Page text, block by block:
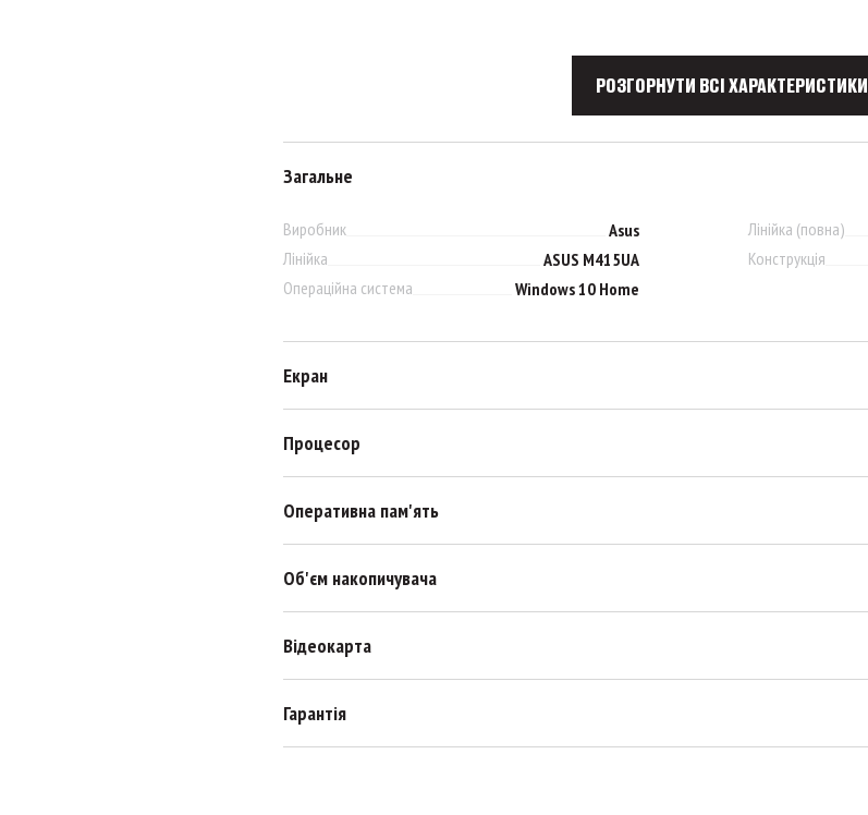
РОЗГОРНУТИ ВСІ ХАРАКТЕРИСТИКИ
Загальне
Виробник Asus Лінійка (повна)
Лінійка
ASUS M415UA Конструкція
Операційна система
Windows 10 Home
Екран
Процесор
Оперативна пам'ять
Об'єм накопичувача
Відеокарта
Гарантія